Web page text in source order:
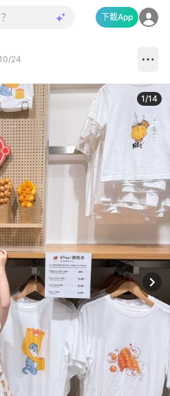
下載App
24
1/14